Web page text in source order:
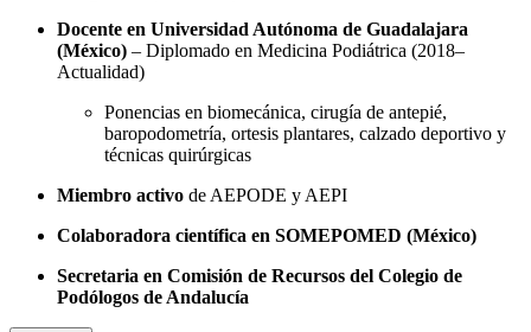
Docente en Universidad Autónoma de Guadalajara
(México) – Diplomado en Medicina Podiátrica (2018–
Actualidad)
Ponencias en biomecánica, cirugía de antepié,
baropodometría, ortesis plantares, calzado deportivo y
técnicas quirúrgicas
Miembro activo de AEPODE y AEPI
Colaboradora científica en SOMEPOMED (México)
Secretaria en Comisión de Recursos del Colegio de
Podólogos de Andalucía